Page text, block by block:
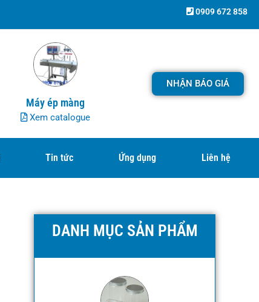
0909 672 858
Máy ép màng
Xem catalogue
NHẬN BÁO GIÁ
Tin tức Ứng dụng Liên hệ
DANH MỤC SẢN PHẨM